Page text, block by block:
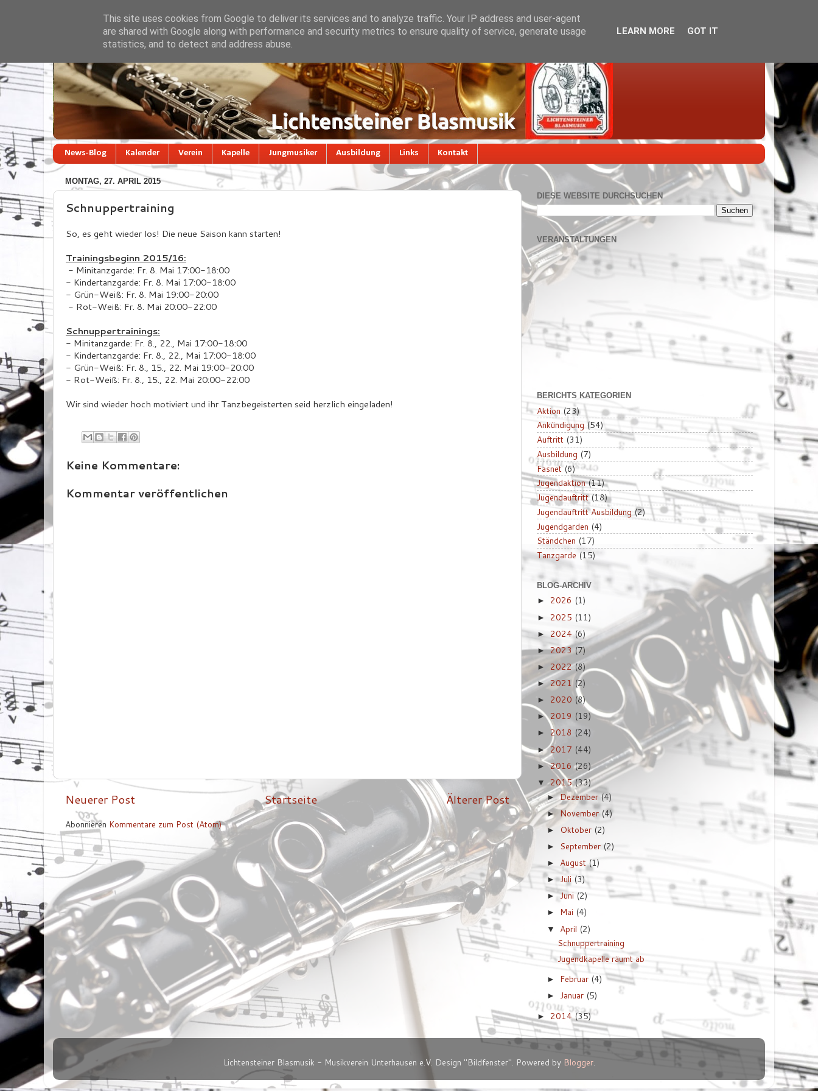
News-Blog Kalender Verein Kapelle Jungmusiker Ausbildung Links Kontakt
MONTAG, 27. APRIL 2015
Schnuppertraining
So, es geht wieder los! Die neue Saison kann starten!
Trainingsbeginn 2015/16:
- Minitanzgarde: Fr. 8. Mai 17:00-18:00
- Kindertanzgarde: Fr. 8. Mai 17:00-18:00
- Grün-Weiß: Fr. 8. Mai 19:00-20:00
- Rot-Weiß: Fr. 8. Mai 20:00-22:00
Schnuppertrainings:
- Minitanzgarde: Fr. 8., 22., Mai 17:00-18:00
- Kindertanzgarde: Fr. 8., 22., Mai 17:00-18:00
- Grün-Weiß: Fr. 8., 15., 22. Mai 19:00-20:00
- Rot-Weiß: Fr. 8., 15., 22. Mai 20:00-22:00
Wir sind wieder hoch motiviert und ihr Tanzbegeisterten seid herzlich eingeladen!
Keine Kommentare:
Kommentar veröffentlichen
Neuerer Post Älterer Post
Startseite
Abonnieren Kommentare zum Post (Atom)
DIESE WEBSITE DURCHSUCHEN
VERANSTALTUNGEN
BERICHTS KATEGORIEN
Aktion (23)
Ankündigung (54)
Auftritt (31)
Ausbildung (7)
Fasnet (6)
Jugendaktion (11)
Jugendauftritt (18)
Jugendauftritt Ausbildung (2)
Jugendgarden (4)
Ständchen (17)
Tanzgarde (15)
BLOG-ARCHIV
► 2026 (1)
► 2025 (11)
► 2024 (6)
►2023 (7)
► 2022(8)
►2021 (2)
► 2020 (8)
►2019 (19)
► 2018 (24)
►2017 (44)
►2016(26)
▼2015(33)
►Dezember(4)
► November (4)
► Oktober (2)
► September (2)
► August(1)
►Juli (3)
►Juni (2)
► Mai (4)
▼ April (2)
Schnuppertraining
Jugendkapelle räumt ab
► Februar (4)
► Januar (5)
► 2014(35)
Lichtensteiner Blasmusik - Musikverein Unterhausen e.V. Design "Bildfenster". Powered by Blogger.
This site uses cookies from Google to deliver its services and to analyze traffic. Your IP address and user-agent
are shared with Google along with performance and security metrics to ensure quality of service, generate usage
statistics, and to detect and address abuse.
LEARN MORE GOT IT